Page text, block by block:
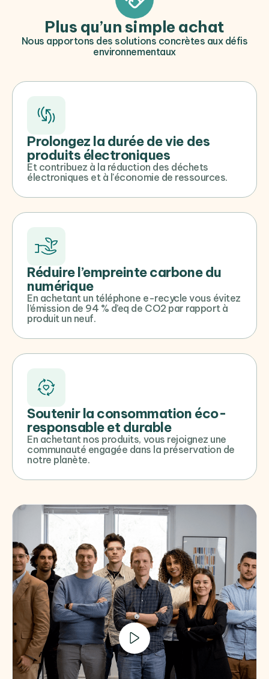
Plus qu’un simple achat
Nous apportons des solutions concrètes aux défis
environnementaux
Prolongez la durée de vie des
produits électroniques
Et contribuez à la réduction des déchets
électroniques et à l'économie de ressources.
Réduire l’empreinte carbone du
numérique
En achetant un téléphone e-recycle vous évitez
l’émission de 94 % d’eq de CO2 par rapport à
produit un neuf.
Soutenir la consommation éco-
responsable et durable
En achetant nos produits, vous rejoignez une
communauté engagée dans la préservation de
notre planète.